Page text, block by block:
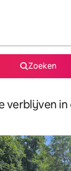
Zoeken
verblijven